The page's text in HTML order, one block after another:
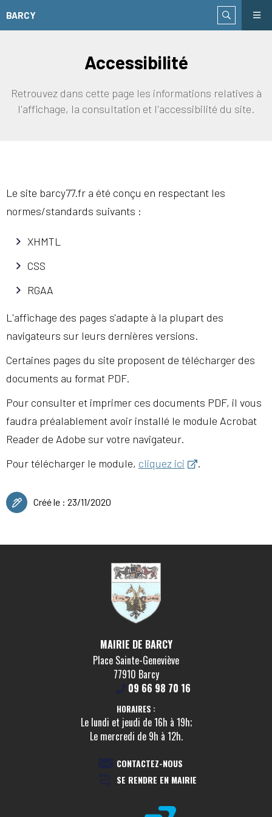
BARCY
Accessibilité
Retrouvez dans cette page les informations relatives à
l'affichage, la consultation et l'accessibilité du site.
Le site barcy77.fr a été conçu en respectant les
normes/standards suivants :
XHMTL
CSS
RGAA
L'affichage des pages s'adapte à la plupart des
navigateurs sur leurs dernières versions.
Certaines pages du site proposent de télécharger des
documents au format PDF.
Pour consulter et imprimer ces documents PDF, il vous
faudra préalablement avoir installé le module Acrobat
Reader de Adobe sur votre navigateur.
Pour télécharger le module, cliquez ici .
Créé le : 23/11/2020
MAIRIE DE BARCY
Place Sainte-Geneviève
77910 Barcy
09 66 98 70 16
HORAIRES :
Le lundi et jeudi de 16h à 19h;
Le mercredi de 9h à 12h.
CONTACTEZ-NOUS
SE RENDRE EN MAIRIE